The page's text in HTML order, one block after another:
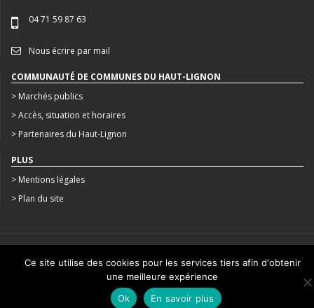
04 71 59 87 63
Nous écrire par mail
COMMUNAUTÉ DE COMMUNES DU HAUT-LIGNON
> Marchés publics
> Accès, situation et horaires
> Partenaires du Haut-Lignon
PLUS
> Mentions légales
> Plan du site
CRÉATION : AGENCE STUDIO N°3
Ce site utilise des cookies pour les services tiers afin d'obtenir
une meilleure expérience
Ok
En savoir plus